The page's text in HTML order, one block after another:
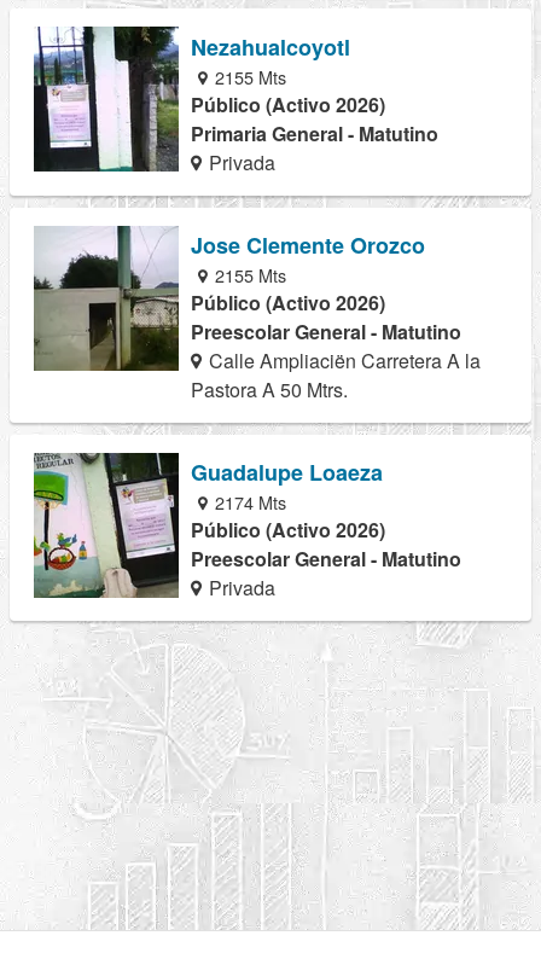
Nezahualcoyotl
2155 Mts
Público (Activo 2026)
Primaria General - Matutino
Privada
Jose Clemente Orozco
2155 Mts
Público (Activo 2026)
Preescolar General - Matutino
Calle Ampliaciën Carretera A la
Pastora A 50 Mtrs.
Guadalupe Loaeza
2174 Mts
Público (Activo 2026)
Preescolar General - Matutino
Privada